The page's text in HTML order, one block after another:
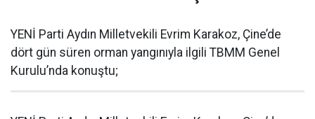
YENİ Parti Aydın Milletvekili Evrim Karakoz, Çine’de
dört gün süren orman yangınıyla ilgili TBMM Genel
Kurulu’nda konuştu;